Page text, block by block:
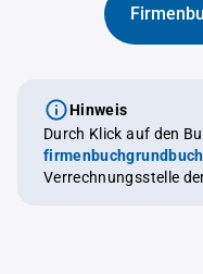
Hinweis
Durch Klick auf den
Verrechnungsstelle